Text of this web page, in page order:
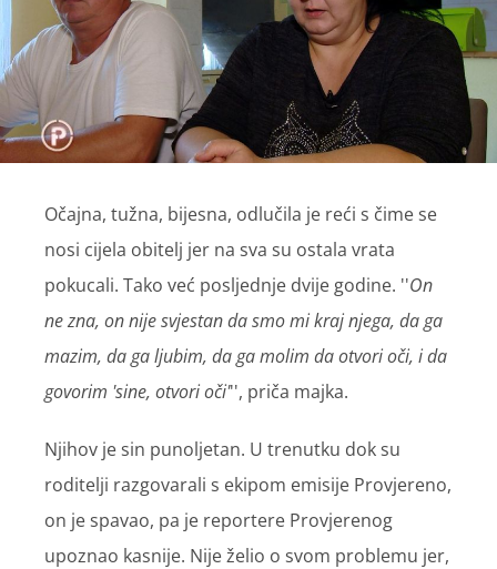
Očajna, tužna, bijesna, odlučila je reći s čime se
nosi cijela obitelj jer na sva su ostala vrata
pokucali. Tako već posljednje dvije godine. ''On
ne zna, on nije svjestan da smo mi kraj njega, da ga
mazim, da ga ljubim, da ga molim da otvori oči, i da
govorim 'sine, otvori oči''', priča majka.
Njihov je sin punoljetan. U trenutku dok su
roditelji razgovarali s ekipom emisije Provjereno,
on je spavao, pa je reportere Provjerenog
upoznao kasnije. Nije želio o svom problemu jer,